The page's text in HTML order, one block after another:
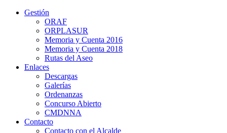
Gestión
ORAF
ORPLASUR
Memoria y Cuenta 2016
Memoria y Cuenta 2018
Rutas del Aseo
Enlaces
Descargas
Galerías
Ordenanzas
Concurso Abierto
CMDNNA
Contacto
Contacto con el Alcalde